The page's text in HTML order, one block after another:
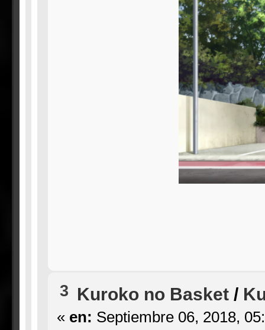
3 Kuroko no Basket/
« en: Septiembre 06, 2018,